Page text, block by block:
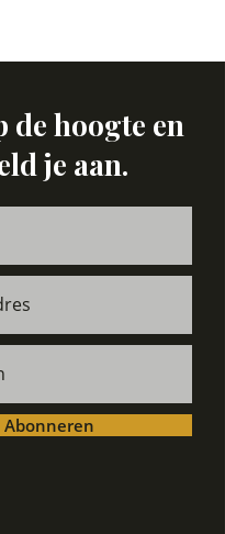
de hoogte en
je aan.
Abonneren